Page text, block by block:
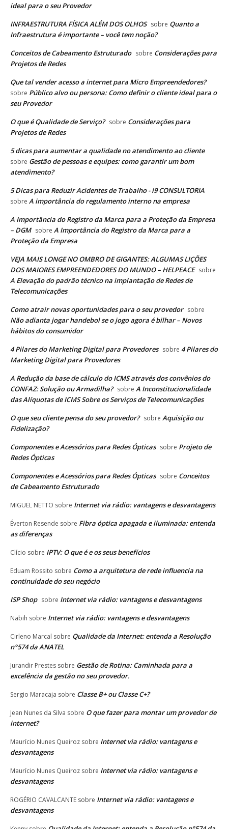
ideal para o seu Provedor
INFRAESTRUTURA FÍSICA ALÉM DOS OLHOS sobre Quanto a
Infraestrutura é importante – você tem noção?
Conceitos de Cabeamento Estruturado sobre Considerações para
Projetos de Redes
Que tal vender acesso a internet para Micro Empreendedores?
sobre Público alvo ou persona: Como definir o cliente ideal para o
seu Provedor
O que é Qualidade de Serviço? sobre Considerações para
Projetos de Redes
5 dicas para aumentar a qualidade no atendimento ao cliente
sobre Gestão de pessoas e equipes: como garantir um bom
atendimento?
5 Dicas para Reduzir Acidentes de Trabalho - i9 CONSULTORIA
sobre A importância do regulamento interno na empresa
A Importância do Registro da Marca para a Proteção da Empresa
– DGM sobre A Importância do Registro da Marca para a
Proteção da Empresa
VEJA MAIS LONGE NO OMBRO DE GIGANTES: ALGUMAS LIÇÕES
DOS MAIORES EMPREENDEDORES DO MUNDO – HELPEACE sobre
A Elevação do padrão técnico na implantação de Redes de
Telecomunicações
Como atrair novas oportunidades para o seu provedor sobre
Não adianta jogar handebol se o jogo agora é bilhar – Novos
hábitos do consumidor
4 Pilares do Marketing Digital para Provedores sobre 4 Pilares do
Marketing Digital para Provedores
A Redução da base de cálculo do ICMS através dos convênios do
CONFAZ: Solução ou Armadilha? sobre A Inconstitucionalidade
das Alíquotas de ICMS Sobre os Serviços de Telecomunicações
O que seu cliente pensa do seu provedor? sobre Aquisição ou
Fidelização?
Componentes e Acessórios para Redes Ópticas sobre Projeto de
Redes Ópticas
Componentes e Acessórios para Redes Ópticas sobre Conceitos
de Cabeamento Estruturado
MIGUEL NETTO sobre Internet via rádio: vantagens e desvantagens
Éverton Resende sobre Fibra óptica apagada e iluminada: entenda
as diferenças
Clício sobre IPTV: O que é e os seus benefícios
Eduam Rossito sobre Como a arquitetura de rede influencia na
continuidade do seu negócio
ISP Shop sobre Internet via rádio: vantagens e desvantagens
Nabih sobre Internet via rádio: vantagens e desvantagens
Cirleno Marcal sobre Qualidade da Internet: entenda a Resolução
n°574 da ANATEL
Jurandir Prestes sobre Gestão de Rotina: Caminhada para a
excelência da gestão no seu provedor.
Sergio Maracaja sobre Classe B+ ou Classe C+?
Jean Nunes da Silva sobre O que fazer para montar um provedor de
internet?
Maurício Nunes Queiroz sobre Internet via rádio: vantagens e
desvantagens
Maurício Nunes Queiroz sobre Internet via rádio: vantagens e
desvantagens
ROGÉRIO CAVALCANTE sobre Internet via rádio: vantagens e
desvantagens